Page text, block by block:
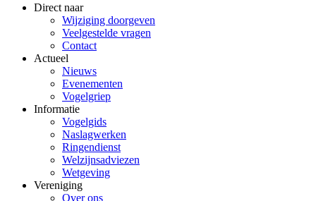
Direct naar
Wijziging doorgeven
Veelgestelde vragen
Contact
Actueel
Nieuws
Evenementen
Vogelgriep
Informatie
Vogelgids
Naslagwerken
Ringendienst
Welzijnsadviezen
Wetgeving
Vereniging
Over ons